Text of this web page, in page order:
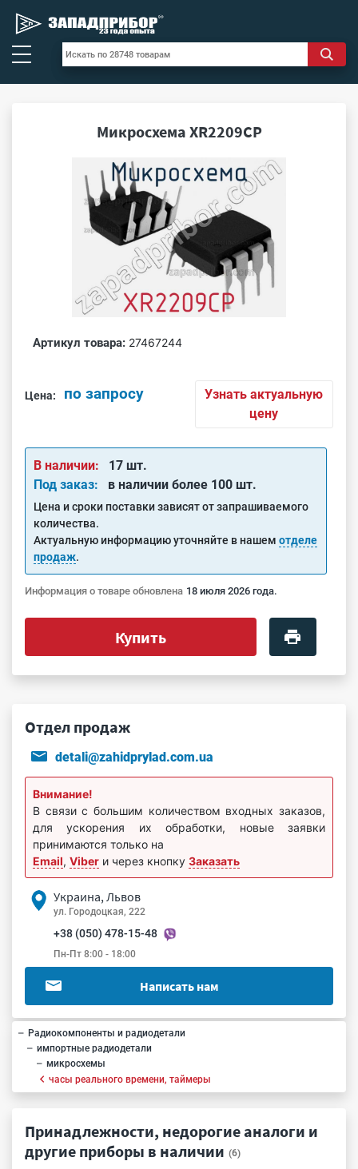
Микросхема XR2209CP
Артикул товара: 27467244
Цена: по запросу
Узнать актуальную
цену
В наличии:
17 шт.
Под заказ:
в наличии более 100 шт.
Цена и сроки поставки зависят от запрашиваемого
количества.
Актуальную информацию уточняйте в нашем отделе
продаж.
Информация о товаре обновлена 18 июля 2026 года.
Купить
Отдел продаж
detali@zahidprylad.com.ua
Внимание!
В связи с большим количеством входных заказов,
для ускорения их обработки, новые заявки
принимаются только на
Email, Viber и через кнопку Заказать
Украина, Львов
ул. Городоцкая, 222
+38 (050) 478-15-48
Пн-Пт 8:00 - 18:00
Написать нам
Радиокомпоненты и радиодетали
импортные радиодетали
микросхемы
часы реального времени, таймеры
Принадлежности, недорогие аналоги и
другие приборы в наличии (6)